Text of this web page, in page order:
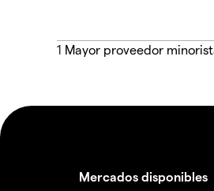
1 Mayor proveedor
Mercados disponibles